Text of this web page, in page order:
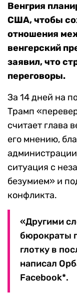
Венгрия
США, чтобы
отношения
венгерский
заявил, что
переговоры.
За 14 дней на
Трамп
считает глава
его мнению,
ситуация с
безумием» и
конфликта.
«Другими
бюрократы
глотку в
написал
Facebook*.